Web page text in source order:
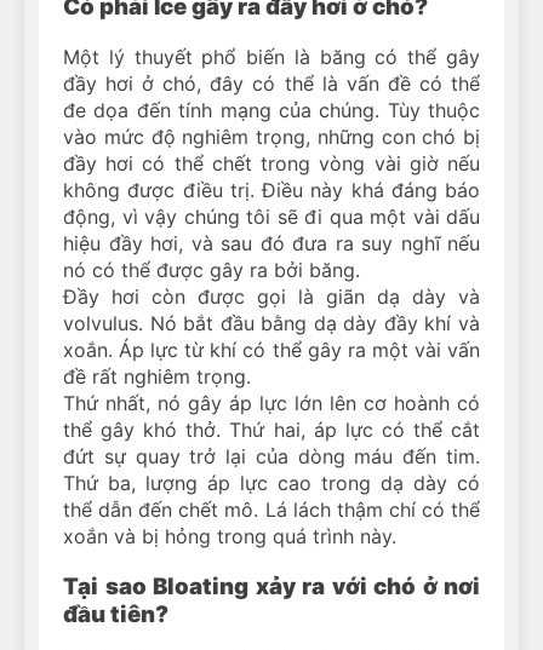
Có phải Ice gây ra đầy hơi ở chó?
Một lý thuyết phổ biến là băng có thể gây
đầy hơi ở chó, đây có thể là vấn đề có thể
đe dọa đến tính mạng của chúng. Tùy thuộc
vào mức độ nghiêm trọng, những con chó bị
đầy hơi có thể chết trong vòng vài giờ nếu
không được điều trị. Điều này khá đáng báo
động, vì vậy chúng tôi sẽ đi qua một vài dấu
hiệu đầy hơi, và sau đó đưa ra suy nghĩ nếu
nó có thể được gây ra bởi băng.
Đầy hơi còn được gọi là giãn dạ dày và
volvulus. Nó bắt đầu bằng dạ dày đầy khí và
xoắn. Áp lực từ khí có thể gây ra một vài vấn
đề rất nghiêm trọng.
Thứ nhất, nó gây áp lực lớn lên cơ hoành có
thể gây khó thở. Thứ hai, áp lực có thể cắt
đứt sự quay trở lại của dòng máu đến tim.
Thứ ba, lượng áp lực cao trong dạ dày có
thể dẫn đến chết mô. Lá lách thậm chí có thể
xoắn và bị hỏng trong quá trình này.
Tại sao Bloating xảy ra với chó ở nơi
đầu tiên?